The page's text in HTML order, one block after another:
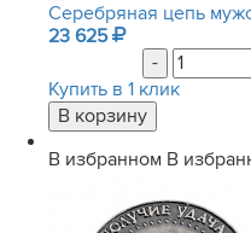
Серебряная цепь
23 625
-
Купить в 1 клик
В избранном В